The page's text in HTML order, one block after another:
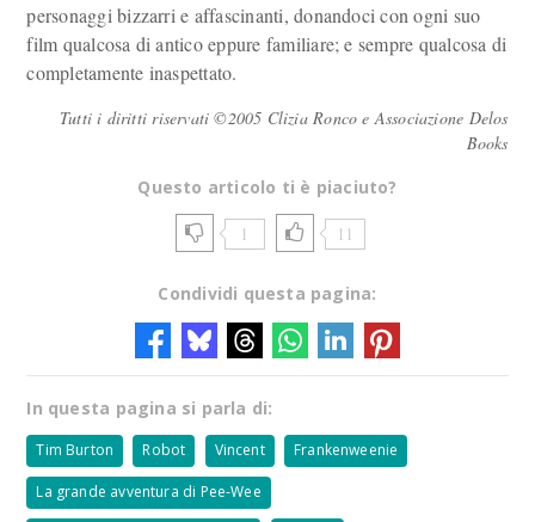
personaggi bizzarri e affascinanti, donandoci con ogni suo
film qualcosa di antico eppure familiare; e sempre qualcosa di
completamente inaspettato.
Tutti i diritti riservati ©2005 Clizia Ronco e Associazione Delos
Books
Questo articolo ti è piaciuto?
1 11
Condividi questa pagina:
In questa pagina si parla di:
Tim Burton Robot Vincent Frankenweenie
La grande avventura di Pee-Wee